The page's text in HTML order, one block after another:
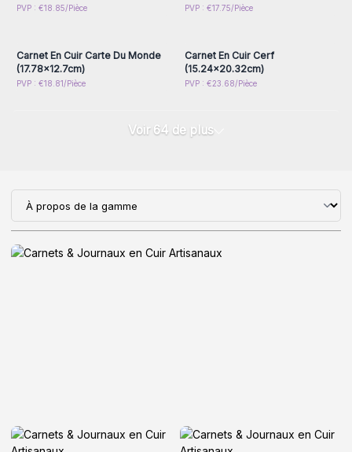
PVP : €18.85/Pièce PVP : €17.75/Pièce
Connectez-vous ou
Carnet En Cuir Carte Du Monde
(17.78x12.7cm)
PVP : €18.81/Pièce
Connectez-vous ou
Carnet En Cuir Cerf
(15.24x20.32cm)
PVP : €23.68/Pièce
Voir 64 de plus